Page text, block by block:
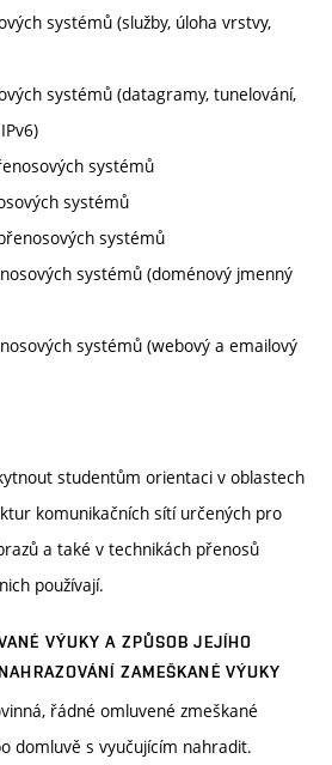
systémů (služby, úloha vrstvy,
systémů (datagramy, tunelování,
systémů
systémů
systémů
systémů (doménový jmenný
systémů (webový a emailový
studentům orientaci v oblastech
komunikačních sítí určených pro
a také v technikách přenosů
používají.
VÝUKY A ZPŮSOB JEJÍHO
ZAMEŠKANÉ VÝUKY
řádné omluvené zmeškané
domluvě s vyučujícím nahradit.